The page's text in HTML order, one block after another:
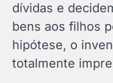
dívidas e
bens aos filhos
hipótese, o
totalmente